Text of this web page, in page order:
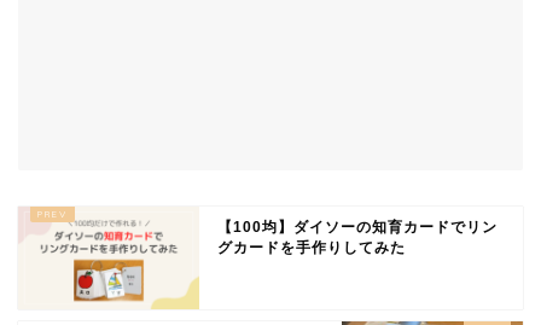
【100均】ダイソーの知育カードでリン
グカードを手作りしてみた